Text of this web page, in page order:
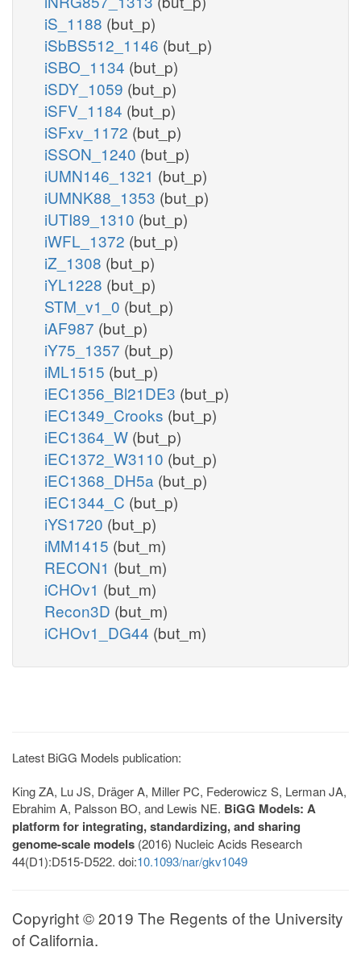
iS_1188 (but_p)
iSbBS512_1146 (but_p)
iSBO_1134 (but_p)
iSDY_1059 (but_p)
iSFV_1184 (but_p)
iSFxv_1172 (but_p)
iSSON_1240 (but_p)
iUMN146_1321 (but_p)
iUMNK88_1353 (but_p)
iUTI89_1310 (but_p)
iWFL_1372 (but_p)
iZ_1308 (but_p)
iYL1228 (but_p)
STM_v1_0 (but_p)
iAF987 (but_p)
iY75_1357 (but_p)
iML1515 (but_p)
iEC1356_Bl21DE3 (but_p)
iEC1349_Crooks (but_p)
iEC1364_W (but_p)
iEC1372_W3110 (but_p)
iEC1368_DH5a (but_p)
iEC1344_C (but_p)
iYS1720 (but_p)
iMM1415 (but_m)
RECON1 (but_m)
iCHOv1 (but_m)
Recon3D (but_m)
iCHOv1_DG44 (but_m)
Latest BiGG Models publication:
King ZA, Lu JS, Dräger A, Miller PC, Federowicz S, Lerman JA,
Ebrahim A, Palsson BO, and Lewis NE. BiGG Models: A
platform for integrating, standardizing, and sharing
genome-scale models (2016) Nucleic Acids Research
44(D1):D515-D522. doi:10.1093/nar/gkv1049
Copyright © 2019 The Regents of the University
of California.